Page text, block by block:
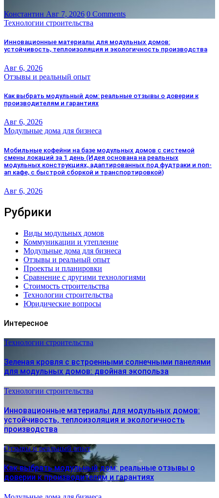
Константин Авг 7, 2026 0 Comments
Технологии строительства
Инновационные материалы для модульных домов:
устойчивость, теплоизоляция и экологичность производства
Авг 6, 2026
Отзывы и реальный опыт
Как выбрать модульный дом: реальные отзывы о доверии к
производителям и гарантиях
Авг 6, 2026
Модульные дома для бизнеса
Мобильные кофейни на базе модульных домов с системой
смены локаций за 1 день (Идея основана на реальных
модульных конструкциях, адаптированных под фудтраки и поп-
ап кафе, с быстрой сборкой и транспортировкой)
Авг 6, 2026
Рубрики
Виды модульных домов
Коммуникации и утепление
Модульные дома для бизнеса
Отзывы и реальный опыт
Проекты и планировки
Сравнение с другими технологиями
Стоимость строительства
Технологии строительства
Юридические вопросы
Интересное
Технологии строительства
Зеленая кровля с встроенными солнечными панелями
для модульных домов: двойная экопольза
Технологии строительства
Инновационные материалы для модульных домов:
устойчивость, теплоизоляция и экологичность
производства
Отзывы и реальный опыт
Как выбрать модульный дом: реальные отзывы о
доверии к производителям и гарантиях